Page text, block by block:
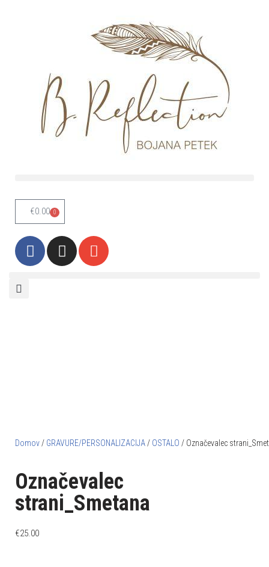
€0.00 0
Domov / GRAVURE/PERSONALIZACIJA / OSTALO / Označevalec
Označevalec
strani_Smetana
€25.00